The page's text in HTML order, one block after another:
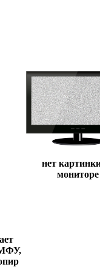
нет
мониторе